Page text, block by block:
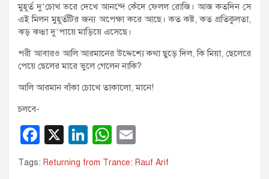
মুহূর্ত দু’চোখ ভরে দেখে আনন্দে কেঁদে ফেলল রোজি। আজ কতদিন সে
এই মিলন মুহূর্তটির জন্য অপেক্ষা করে আছে। কত কষ্ট, কত প্রতিকুলতা,
ঝড় ঝঞ্ঝা দু’পায়ে মাড়িয়ে এসেছে।
পরী আবারও আলি আরমানের উদ্দেশ্যে কথা ছুড়ে দিল, কি মিয়া, ছেলেরে
পেয়ে ছেলের মারে ভুলে গেলেন নাকি?
আলি আরমান বাঁকা চোখে তাকালো, মানে!
চলবে-
F
a
c
X
Li
k
W
at
m
ail
Tags: Returning from Trance: Rauf Arif